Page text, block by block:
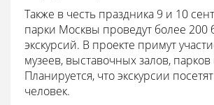
Также в честь праздника 9 и 10
парки Москвы проведут более 200
экскурсий. В проекте примут
музеев, выставочных залов,
Планируется, что экскурсии
человек.